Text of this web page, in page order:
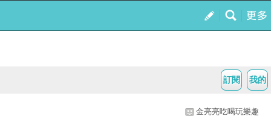
我的
訂閱
金亮亮吃喝玩樂趣